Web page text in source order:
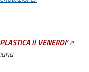
ilVENERDI’ e